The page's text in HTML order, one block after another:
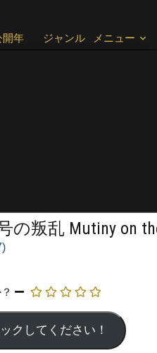
開年 ジャンル メニュー
叛乱 Mutiny on